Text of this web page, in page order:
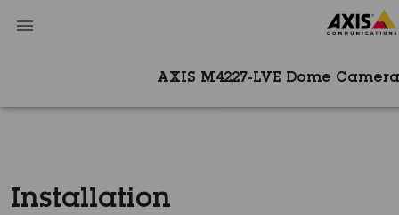
AXIS M4227-LVE Dome
Installation